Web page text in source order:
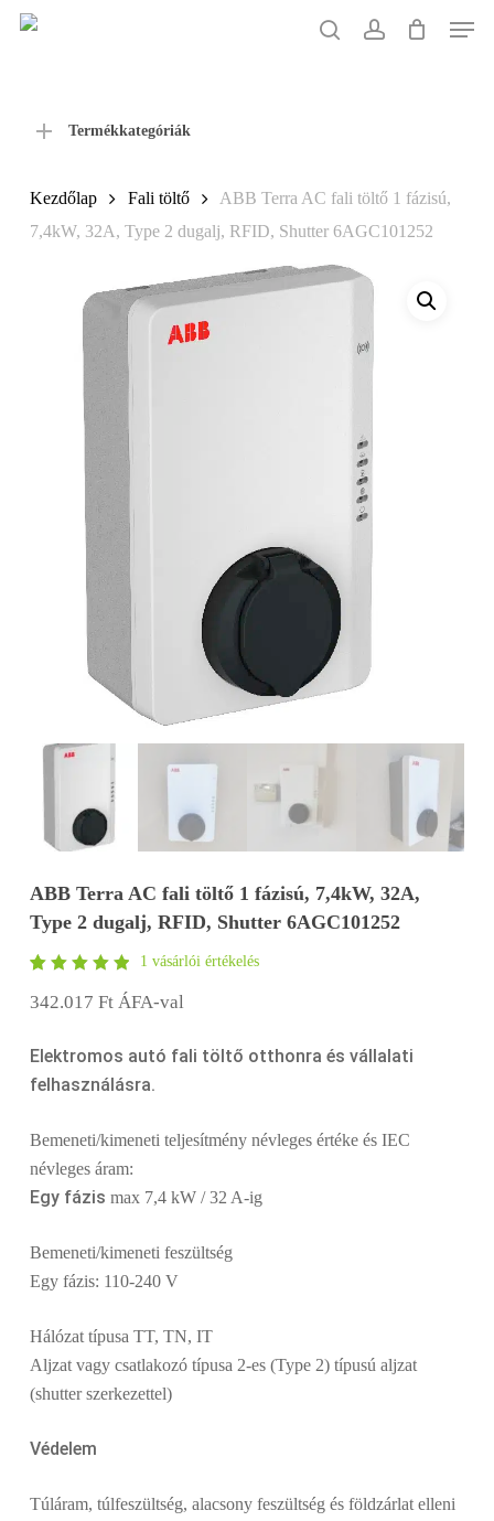
Skip
Menu
Termékkategóriák
Kezdőlap Fali töltő
ABB Terra AC fali töltő 1 fázisú,
7,4kW, 32A, Type 2 dugalj, RFID, Shutter 6AGC101252
ABB Terra AC fali töltő 1 fázisú, 7,4kW, 32A,
Type 2 dugalj, RFID, Shutter 6AGC101252
5.00az
alapján
1 vásárlói értékelés
342.017 Ft ÁFA-val
Elektromos autó fali töltő otthonra és vállalati
felhasználásra.
Bemeneti/kimeneti teljesítmény névleges értéke és IEC
névleges áram:
Egy fázis max 7,4 kW / 32 A-ig
Bemeneti/kimeneti feszültség
Egy fázis: 110-240 V
Hálózat típusa TT, TN, IT
Aljzat vagy csatlakozó típusa 2-es (Type 2) típusú aljzat
(shutter szerkezettel)
Védelem
Túláram, túlfeszültség, alacsony feszültség és földzárlat elleni